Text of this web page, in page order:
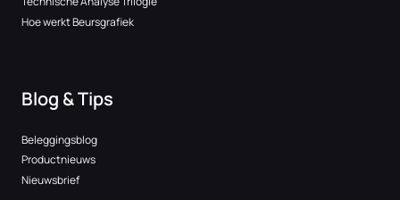
Hoe werkt Beursgrafiek
Blog & Tips
Beleggingsblog
Productnieuws
Nieuwsbrief